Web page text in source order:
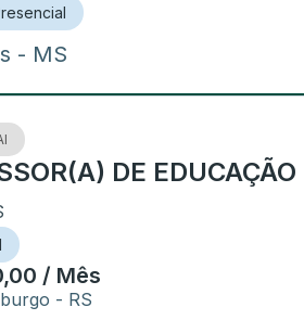
- MS
DE
/ Mês
- RS